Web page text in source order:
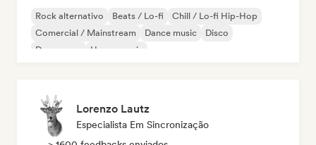
Rock alternativo Beats / Lo-fi
Chill / Lo-fi Hip-Hop
Comercial / Mainstream
Dance music
Disco
Dream pop
House music
Lorenzo Lautz
Especialista Em Sincronização